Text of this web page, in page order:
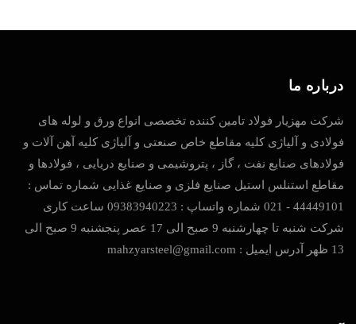
درباره ما
شرکت مهزیار فولاد تامین کننده تخصصی انواع ورق و لوله های
فولادی و آلیاژی کلیه مقاطع خاص صنعتی و آلیاژی کلیه آهن آلات و
فولادهای صنایع نفت ، گاز ، پتروشیمی و صنایع دریایی ، فولادها و
مقاطع استنلس استیل صنایع فلزی و صنایع غذایی شماره تماس :
44449101 - 021 شماره واتساپ : 09383940223 ساعت کاری
شرکت شنبه تا چهارشنبه 9 صبح الی 17 عصر پنجشنبه 9 صبح الی
13 ظهر آدرس ایمیل : mahzyarsteel@gmail.com